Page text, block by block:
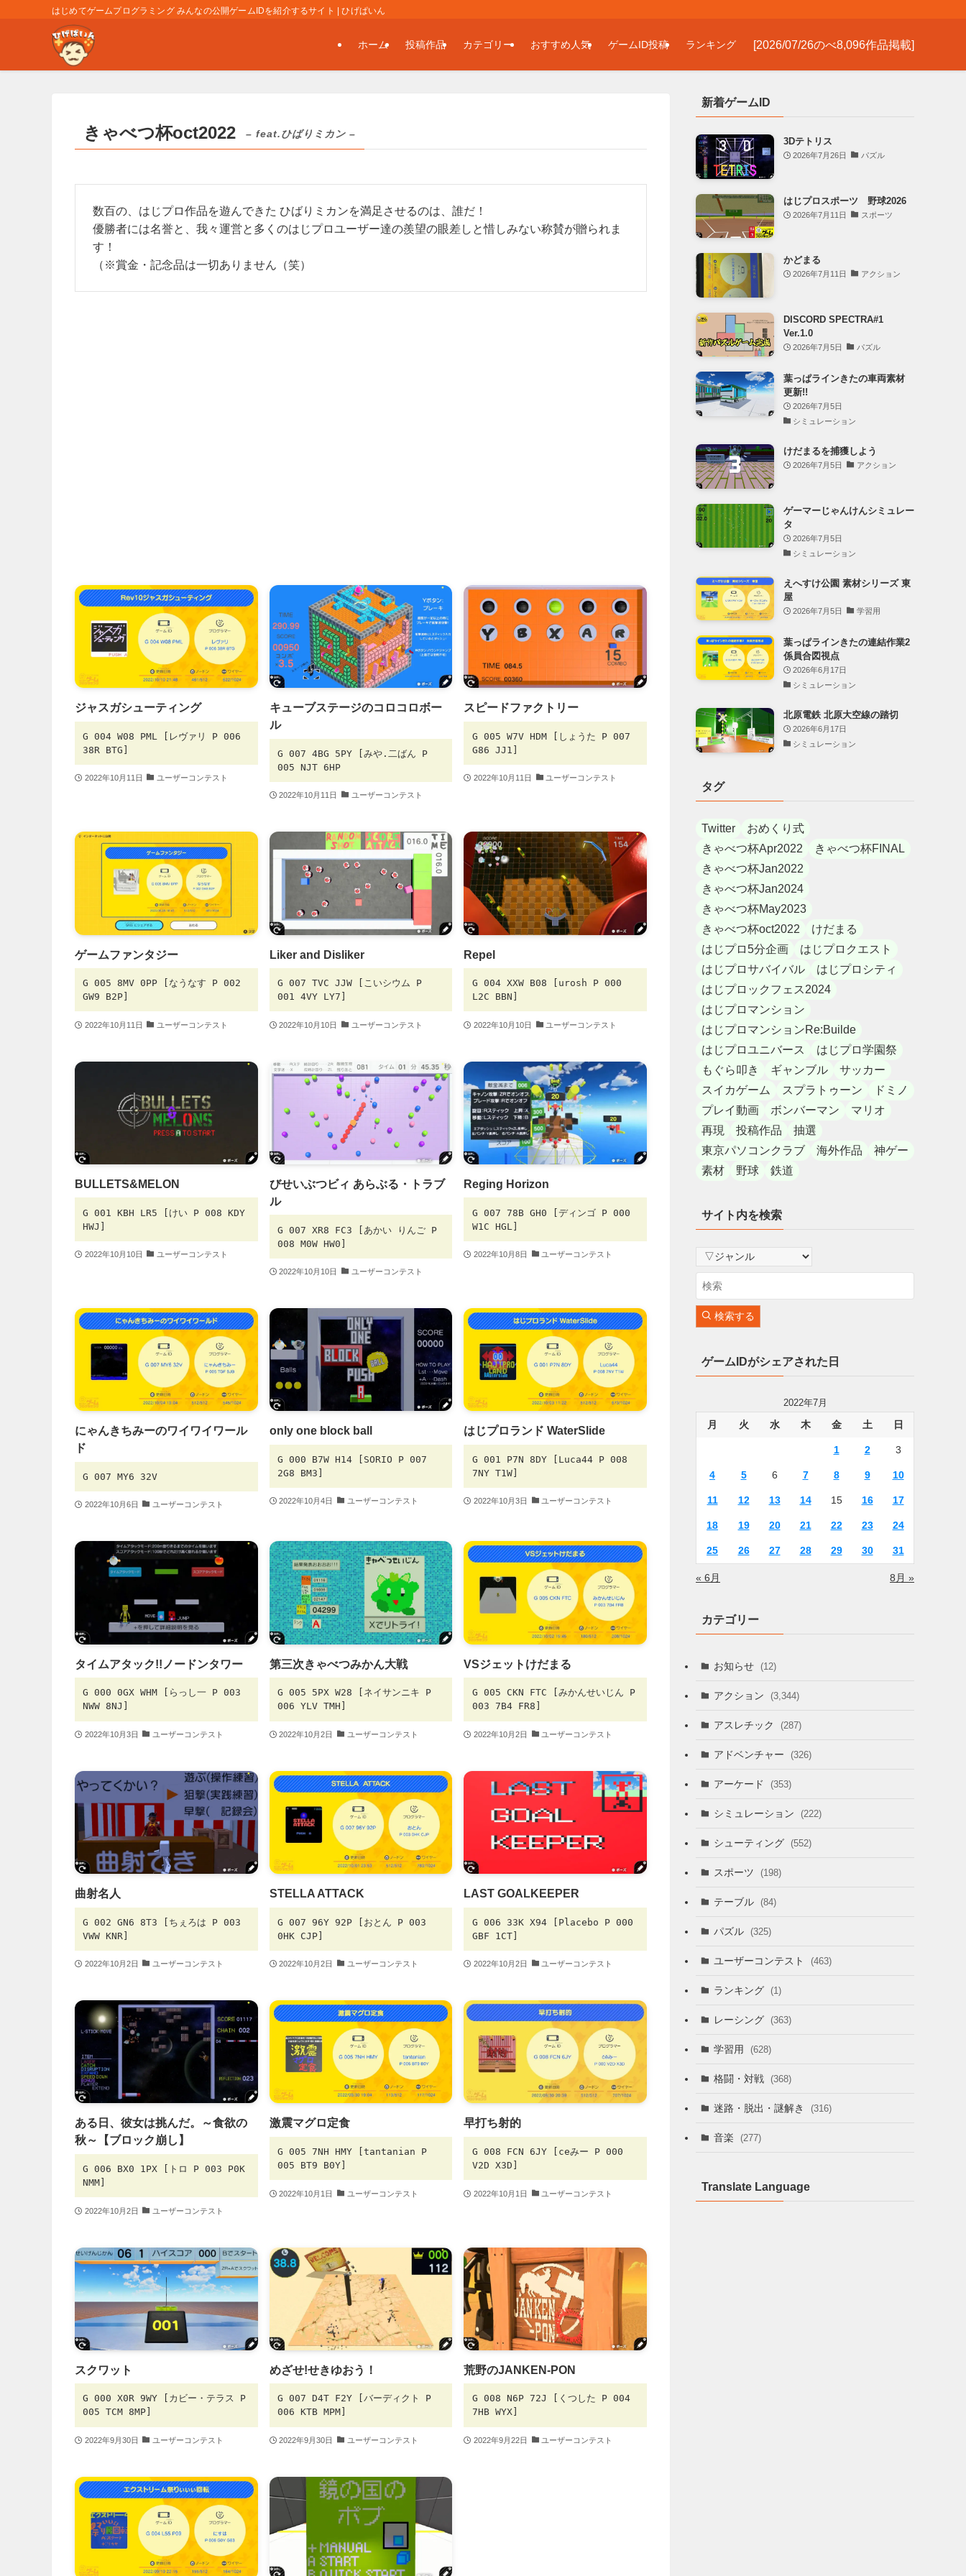
はじめてゲームプログラミング みんなの公開ゲームIDを紹介するサイト | ひげぱいん
ホーム 投稿作品 カテゴリー おすすめ人気 ゲームID投稿 ランキング [2026/07/26のべ8,096作品掲載]
きゃべつ杯oct2022 – feat.ひばりミカン –
数百の、はじプロ作品を遊んできた ひばりミカンを満足させるのは、誰だ！
優勝者には名誉と、我々運営と多くのはじプロユーザー達の羨望の眼差しと惜しみない称賛が贈られま
す！
（※賞金・記念品は一切ありません（笑）
ジャスガシューティング
G 004 W08 PML [レヴァリ P 006
38R BTG]
2022年10月11日 ユーザーコンテスト
キューブステージのコロコロボー
ル
G 007 4BG 5PY [みや.二ばん P
005 NJT 6HP
2022年10月11日 ユーザーコンテスト
スピードファクトリー
G 005 W7V HDM [しょうた P 007
G86 JJ1]
2022年10月11日 ユーザーコンテスト
ゲームファンタジー
G 005 8MV 0PP [なうなす P 002
GW9 B2P]
2022年10月11日 ユーザーコンテスト
Liker and Disliker
G 007 TVC JJW [こいシウム P
001 4VY LY7]
2022年10月10日 ユーザーコンテスト
Repel
G 004 XXW B08 [urosh P 000
L2C BBN]
2022年10月10日 ユーザーコンテスト
BULLETS&MELON
G 001 KBH LR5 [けい P 008 KDY
HWJ]
2022年10月10日 ユーザーコンテスト
びせいぶつビィ あらぶる・トラブ
ル
G 007 XR8 FC3 [あかい りんご P
008 M0W HW0]
2022年10月10日 ユーザーコンテスト
Reging Horizon
G 007 78B GH0 [ディンゴ P 000
W1C HGL]
2022年10月8日 ユーザーコンテスト
にゃんきちみーのワイワイワール
ド
G 007 MY6 32V
2022年10月6日 ユーザーコンテスト
only one block ball
G 000 B7W H14 [SORIO P 007
2G8 BM3]
2022年10月4日 ユーザーコンテスト
はじプロランド WaterSlide
G 001 P7N 8DY [Luca44 P 008
7NY T1W]
2022年10月3日 ユーザーコンテスト
タイムアタック!!ノードンタワー
G 000 0GX WHM [らっし一 P 003
NWW 8NJ]
2022年10月3日 ユーザーコンテスト
第三次きゃべつみかん大戦
G 005 5PX W28 [ネイサンニキ P
006 YLV TMH]
2022年10月2日 ユーザーコンテスト
VSジェットけだまる
G 005 CKN FTC [みかんせいじん P
003 7B4 FR8]
2022年10月2日 ユーザーコンテスト
曲射名人
G 002 GN6 8T3 [ちぇろは P 003
VWW KNR]
2022年10月2日 ユーザーコンテスト
STELLA ATTACK
G 007 96Y 92P [おとん P 003
0HK CJP]
2022年10月2日 ユーザーコンテスト
LAST GOALKEEPER
G 006 33K X94 [Placebo P 000
GBF 1CT]
2022年10月2日 ユーザーコンテスト
ある日、彼女は挑んだ。～食欲の
秋～【ブロック崩し】
G 006 BX0 1PX [トロ P 003 P0K
NMM]
2022年10月2日 ユーザーコンテスト
激震マグロ定食
G 005 7NH HMY [tantanian P
005 BT9 B0Y]
2022年10月1日 ユーザーコンテスト
早打ち射的
G 008 FCN 6JY [ceみー P 000
V2D X3D]
2022年10月1日 ユーザーコンテスト
スクワット
G 000 X0R 9WY [カビー・テラス P
005 TCM 8MP]
2022年9月30日 ユーザーコンテスト
めざせ!せきゆおう！
G 007 D4T F2Y [バーディクト P
006 KTB MPM]
2022年9月30日 ユーザーコンテスト
荒野のJANKEN-PON
G 008 N6P 72J [くつした P 004
7HB WYX]
2022年9月22日 ユーザーコンテスト
新着ゲームID
3Dテトリス
2026年7月26日 パズル
はじプロスポーツ 野球2026
2026年7月11日 スポーツ
かどまる
2026年7月11日 アクション
DISCORD SPECTRA#1
Ver.1.0
2026年7月5日 パズル
葉っぱラインきたの車両素材
更新!!
2026年7月5日
シミュレーション
けだまるを捕獲しよう
2026年7月5日 アクション
ゲーマーじゃんけんシミュレー
タ
2026年7月5日
シミュレーション
えへすけ公園 素材シリーズ 東
屋
2026年7月5日 学習用
葉っぱラインきたの連結作業2
係員合図視点
2026年6月17日
シミュレーション
北原電鉄 北原大空線の踏切
2026年6月17日
シミュレーション
タグ
Twitter
おめくり式
きゃべつ杯Apr2022
きゃべつ杯FINAL
きゃべつ杯Jan2022
きゃべつ杯Jan2024
きゃべつ杯May2023
きゃべつ杯oct2022
けだまる
はじプロ5分企画
はじプロクエスト
はじプロサバイバル
はじプロシティ
はじプロックフェス2024
はじプロマンション
はじプロマンションRe:Builde
はじプロユニバース
はじプロ学園祭
もぐら叩き
ギャンブル
サッカー
スイカゲーム
スプラトゥーン
ドミノ
プレイ動画
ボンバーマン
マリオ
再現
投稿作品
抽選
東京パソコンクラブ
海外作品
神ゲー
素材
野球 鉄道
サイト内を検索
検索する
ゲームIDがシェアされた日
2022年7月
月 火 水 木 金 土 日
1 2 3
4 5 6 7 8 9 10
11 12 13 14 15 16 17
18 19 20 21 22 23 24
25 26 27 28 29 30 31
« 6月 8月 »
カテゴリー
お知らせ (12)
アクション (3,344)
アスレチック (287)
アドベンチャー (326)
アーケード (353)
シミュレーション (222)
シューティング (552)
スポーツ (198)
テーブル (84)
パズル (325)
ユーザーコンテスト (463)
ランキング (1)
レーシング (363)
学習用 (628)
格闘・対戦 (368)
迷路・脱出・謎解き (316)
音楽 (277)
Translate Language